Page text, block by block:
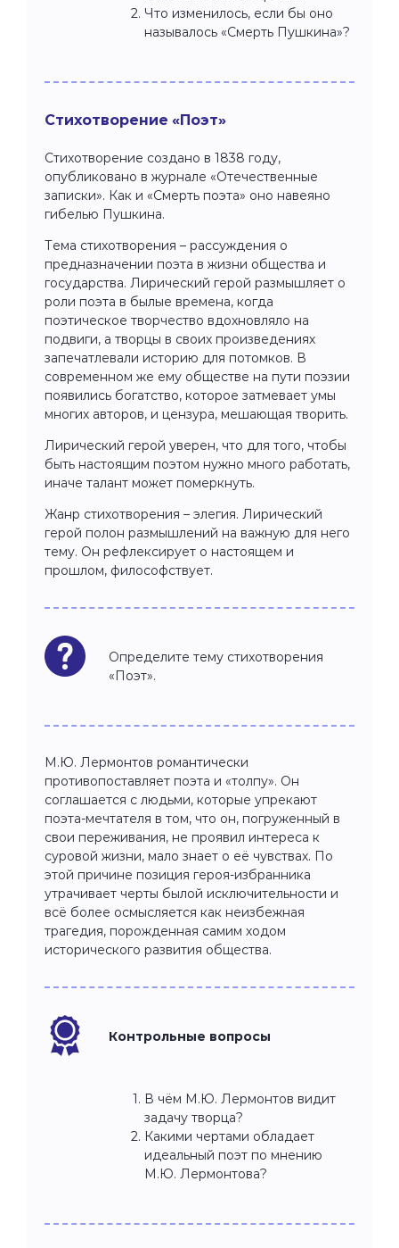
Что изменилось, если бы оно
называлось «Смерть Пушкина»?
Стихотворение «Поэт»
Стихотворение создано в 1838 году,
опубликовано в журнале «Отечественные
записки». Как и «Смерть поэта» оно навеяно
гибелью Пушкина.
Тема стихотворения – рассуждения о
предназначении поэта в жизни общества и
государства. Лирический герой размышляет о
роли поэта в былые времена, когда
поэтическое творчество вдохновляло на
подвиги, а творцы в своих произведениях
запечатлевали историю для потомков. В
современном же ему обществе на пути поэзии
появились богатство, которое затмевает умы
многих авторов, и цензура, мешающая творить.
Лирический герой уверен, что для того, чтобы
быть настоящим поэтом нужно много работать,
иначе талант может померкнуть.
Жанр стихотворения – элегия. Лирический
герой полон размышлений на важную для него
тему. Он рефлексирует о настоящем и
прошлом, философствует.
Определите тему стихотворения
«Поэт».
М.Ю. Лермонтов романтически
противопоставляет поэта и «толпу». Он
соглашается с людьми, которые упрекают
поэта-мечтателя в том, что он, погруженный в
свои переживания, не проявил интереса к
суровой жизни, мало знает о её чувствах. По
этой причине позиция героя-избранника
утрачивает черты былой исключительности и
всё более осмысляется как неизбежная
трагедия, порожденная самим ходом
исторического развития общества.
Контрольные вопросы
В чём М.Ю. Лермонтов видит
задачу творца?
Какими чертами обладает
идеальный поэт по мнению
М.Ю. Лермонтова?